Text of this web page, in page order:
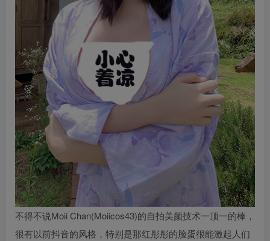
不得不说Moii Chan(Moiicos43)的自拍美颜技术一顶一的棒，
很有以前抖音的风格，特别是那红彤彤的脸蛋很能激起人们